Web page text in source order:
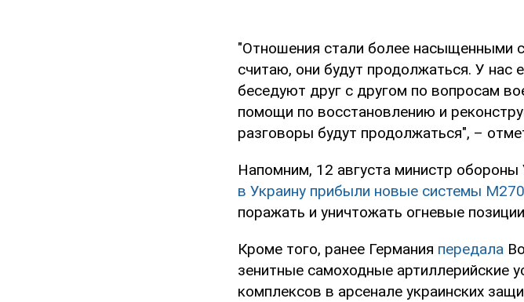
"Отношения стали более насыщенными
считаю, они будут продолжаться. У
беседуют друг с другом по вопросам
помощи по восстановлению и
разговоры будут продолжаться", –
Напомним, 12 августа министр
в Украину прибыли новые системы
поражать и уничтожать огневые
Кроме того, ранее Германия передала
зенитные самоходные артиллерийские
комплексов в арсенале украинских